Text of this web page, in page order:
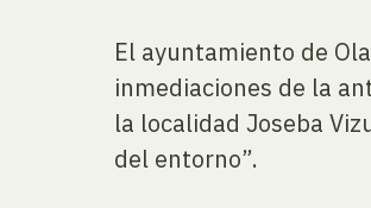
El ayuntamiento de
inmediaciones de la
la localidad Joseba
del entorno”.